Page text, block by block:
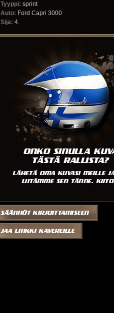
Tyyppi: sprint
Auto: Ford Capri 3000
Sija: 4.